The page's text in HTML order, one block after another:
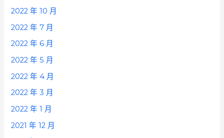
2022 年 10 月
2022 年 7 月
2022 年 6 月
2022 年 5 月
2022 年 4 月
2022 年 3 月
2022 年 1 月
2021 年 12 月